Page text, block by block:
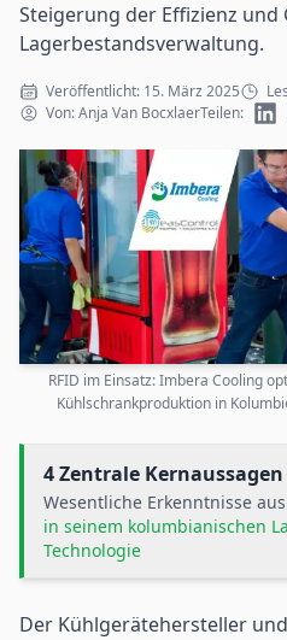
Steigerung der Effizienz
Lagerbestandsverwaltung.
Veröffentlicht: 15. März 2025
Von: Anja Van BocxlaerTeilen:
RFID im Einsatz: Imbera Cooling
Kühlschrankproduktion in
4 Zentrale Kernaussagen
Wesentliche Erkenntnisse aus
in seinem kolumbianischen
Technologie
Der Kühlgerätehersteller